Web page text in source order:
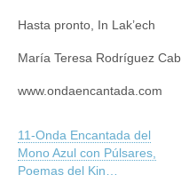
Hasta pronto, In Lak’ech
María Teresa Rodríguez
www.ondaencantada.com
11-Onda Encantada del
Mono Azul con Púlsares,
Poemas del Kin…